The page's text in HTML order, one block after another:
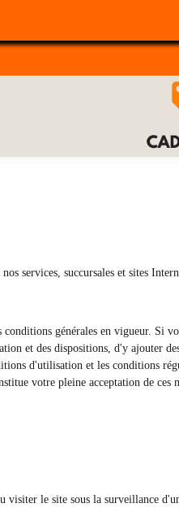
services, succursales et sites
générales en vigueur. Si
et des dispositions, d'y ajouter
d'utilisation et les conditions
votre pleine acceptation de ces
visiter le site sous la surveillance